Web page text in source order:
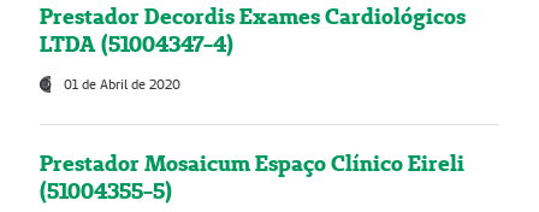
Prestador Decordis Exames Cardiológicos
LTDA (51004347-4)
01 de Abril de 2020
Prestador Mosaicum Espaço Clínico Eireli
(51004355-5)